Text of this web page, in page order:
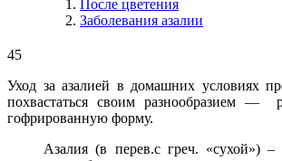
После цветения
Заболевания азалии
45
Уход за азалией в домашних условиях
похвастаться своим разнообразием —
гофрированную форму.
Азалия (в перев.с греч. «сухой»)